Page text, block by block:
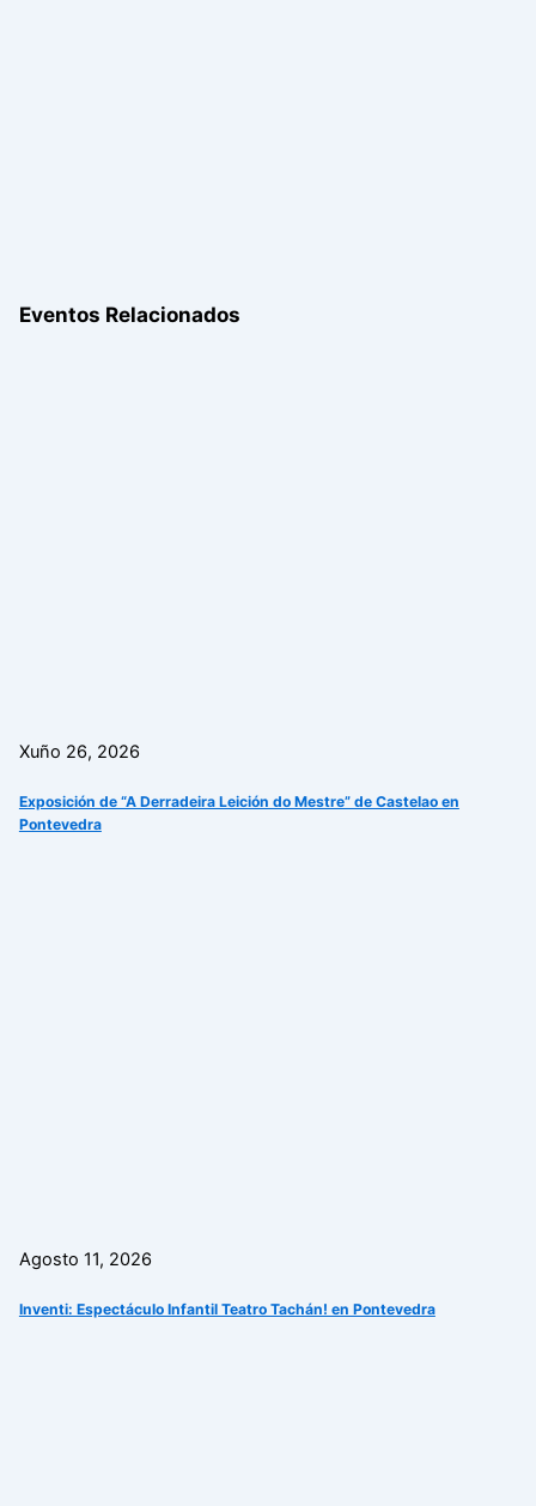
Eventos Relacionados
Xuño 26, 2026
Exposición de “A Derradeira Leición do Mestre” de Castelao en
Pontevedra
Agosto 11, 2026
Inventi: Espectáculo Infantil Teatro Tachán! en Pontevedra